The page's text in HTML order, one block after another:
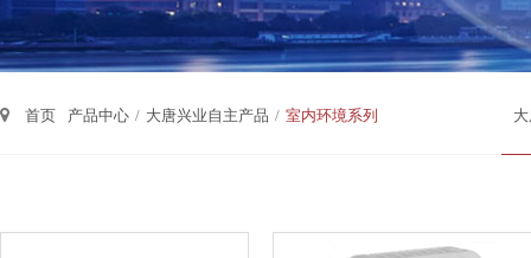
首页 产品中心 / 大唐兴业自主产品 / 室内环境系列